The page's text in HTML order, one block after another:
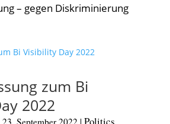
– gegen Diskriminierung
zum Bi
2022
23. September 2022 | Politics,